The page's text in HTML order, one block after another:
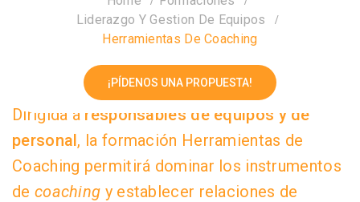
Liderazgo Y Gestion De Equipos
Herramientas De Coaching
¡PÍDENOS UNA PROPUESTA!
Dirigida a responsables de equipos y de
personal, la formación Herramientas de
Coaching permitirá dominar los instrumentos
de coaching y establecer relaciones de